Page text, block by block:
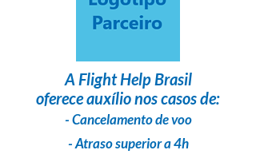
A Flight Help Brasil
oferece auxílio nos casos de:
- Cancelamento de voo
- Atraso superior a 4h